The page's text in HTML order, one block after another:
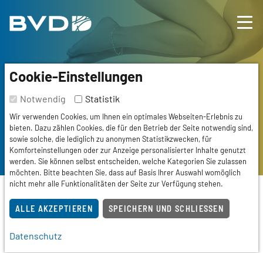
Inhalt
Nützliche Links
BVDD
Aktionen & Kampagnen
Um chronischen Hautkrankheiten
Cookie-Einstellungen
Notwendig Statistik
Wir verwenden Cookies, um Ihnen ein optimales Webseiten-Erlebnis zu
bieten. Dazu zählen Cookies, die für den Betrieb der Seite notwendig sind,
sowie solche, die lediglich zu anonymen Statistikzwecken, für
Komforteinstellungen oder zur Anzeige personalisierter Inhalte genutzt
werden. Sie können selbst entscheiden, welche Kategorien Sie zulassen
möchten. Bitte beachten Sie, dass auf Basis Ihrer Auswahl womöglich
nicht mehr alle Funktionalitäten der Seite zur Verfügung stehen.
ALLE AKZEPTIEREN SPEICHERN UND SCHLIESSEN
Datenschutz